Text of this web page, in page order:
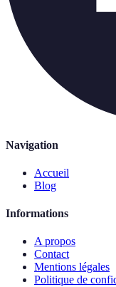
Navigation
Accueil
Blog
Informations
A propos
Contact
Mentions légales
Politique de